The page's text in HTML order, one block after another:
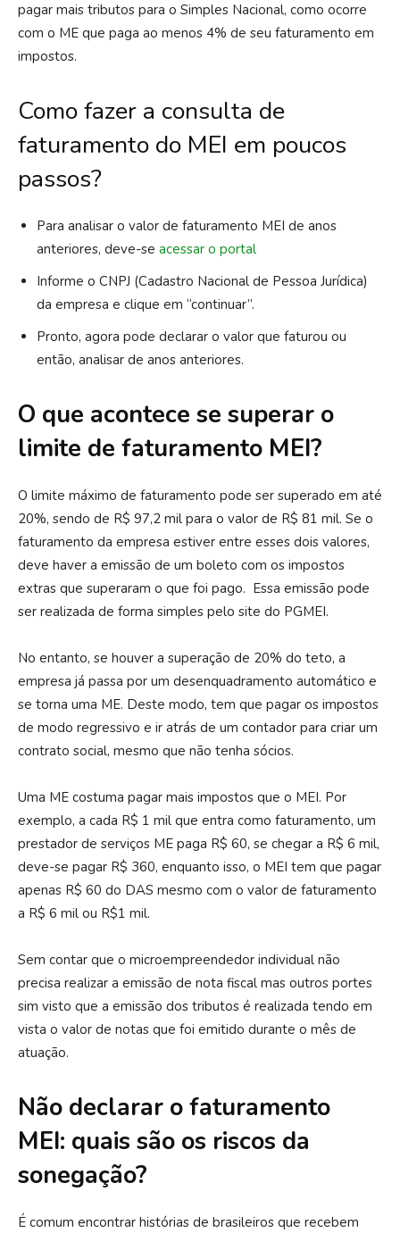
pagar mais tributos para o Simples Nacional, como ocorre
com o ME que paga ao menos 4% de seu faturamento em
impostos.
Como fazer a consulta de
faturamento do MEI em poucos
passos?
Para analisar o valor de faturamento MEI de anos
anteriores, deve-se acessar o portal
Informe o CNPJ (Cadastro Nacional de Pessoa Jurídica)
da empresa e clique em “continuar”.
Pronto, agora pode declarar o valor que faturou ou
então, analisar de anos anteriores.
O que acontece se superar o
limite de faturamento MEI?
O limite máximo de faturamento pode ser superado em até
20%, sendo de R$ 97,2 mil para o valor de R$ 81 mil. Se o
faturamento da empresa estiver entre esses dois valores,
deve haver a emissão de um boleto com os impostos
extras que superaram o que foi pago. Essa emissão pode
ser realizada de forma simples pelo site do PGMEI.
No entanto, se houver a superação de 20% do teto, a
empresa já passa por um desenquadramento automático e
se torna uma ME. Deste modo, tem que pagar os impostos
de modo regressivo e ir atrás de um contador para criar um
contrato social, mesmo que não tenha sócios.
Uma ME costuma pagar mais impostos que o MEI. Por
exemplo, a cada R$ 1 mil que entra como faturamento, um
prestador de serviços ME paga R$ 60, se chegar a R$ 6 mil,
deve-se pagar R$ 360, enquanto isso, o MEI tem que pagar
apenas R$ 60 do DAS mesmo com o valor de faturamento
a R$ 6 mil ou R$1 mil.
Sem contar que o microempreendedor individual não
precisa realizar a emissão de nota fiscal mas outros portes
sim visto que a emissão dos tributos é realizada tendo em
vista o valor de notas que foi emitido durante o mês de
atuação.
Não declarar o faturamento
MEI: quais são os riscos da
sonegação?
É comum encontrar histórias de brasileiros que recebem